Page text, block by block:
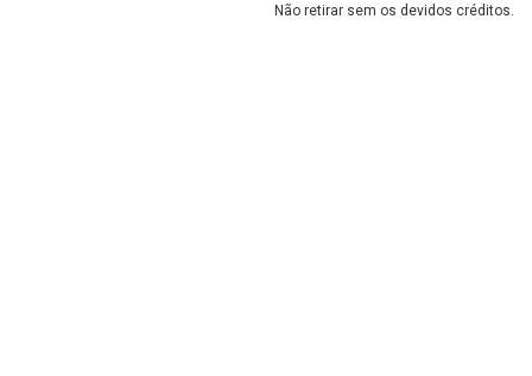
Não retirar sem os devidos créditos.